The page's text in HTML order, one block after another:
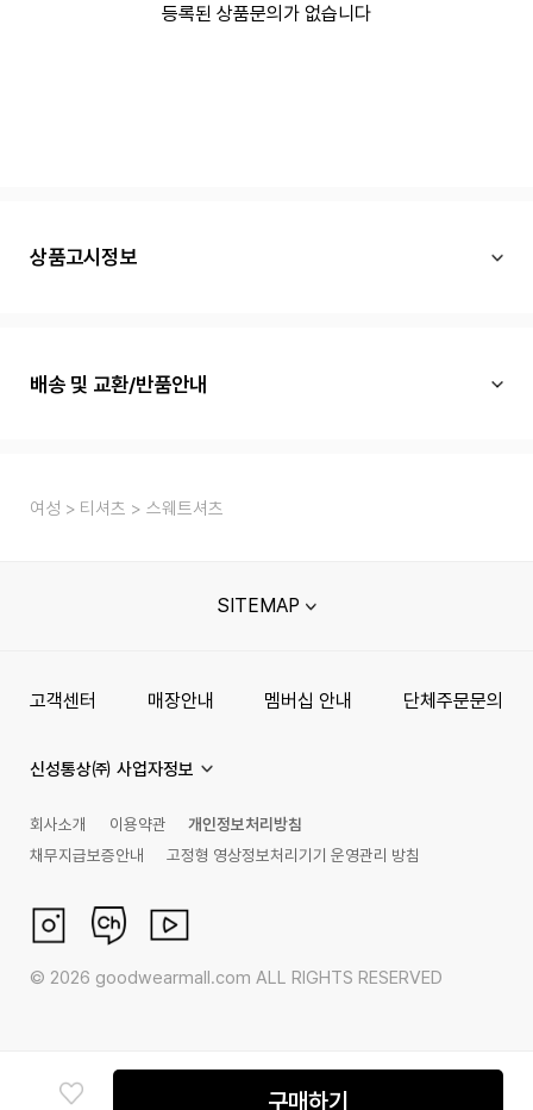
등록된 상품문의가 없습니다
상품고시정보
배송 및 교환/반품안내
여성 티셔츠 스웨트셔츠
구매하기
SITEMAP
고객센터 매장안내 멤버십 안내 단체주문문의
신성통상㈜ 사업자정보
회사소개 이용약관
개인정보처리방침
채무지급보증안내
고정형 영상정보처리기기 운영관리 방침
© 2026 goodwearmall.com ALL RIGHTS RESERVED